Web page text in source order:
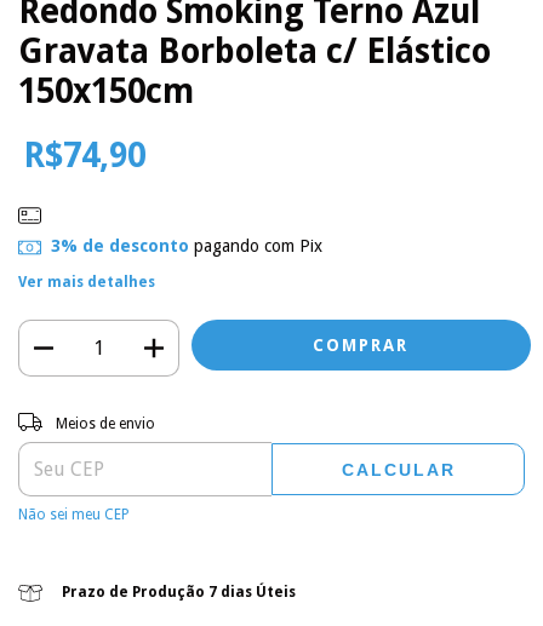
Redondo Smoking Terno Azul
Gravata Borboleta c/ Elástico
150x150cm
R$74,90
3% de desconto pagando com Pix
Ver mais detalhes
Entregas para o CEP:
Meios de envio
CALCULAR
Não sei meu CEP
Prazo de Produção 7 dias Úteis